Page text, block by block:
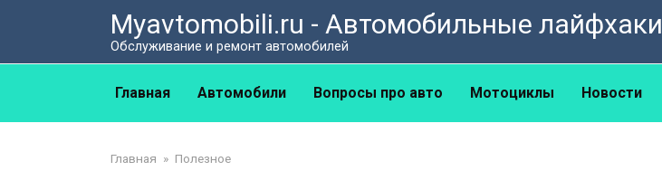
Myavtomobili.ru - Автомобильные лайфхаки
Обслуживание и ремонт автомобилей
Главная Автомобили Вопросы про авто Мотоциклы Новости
Главная » Полезное